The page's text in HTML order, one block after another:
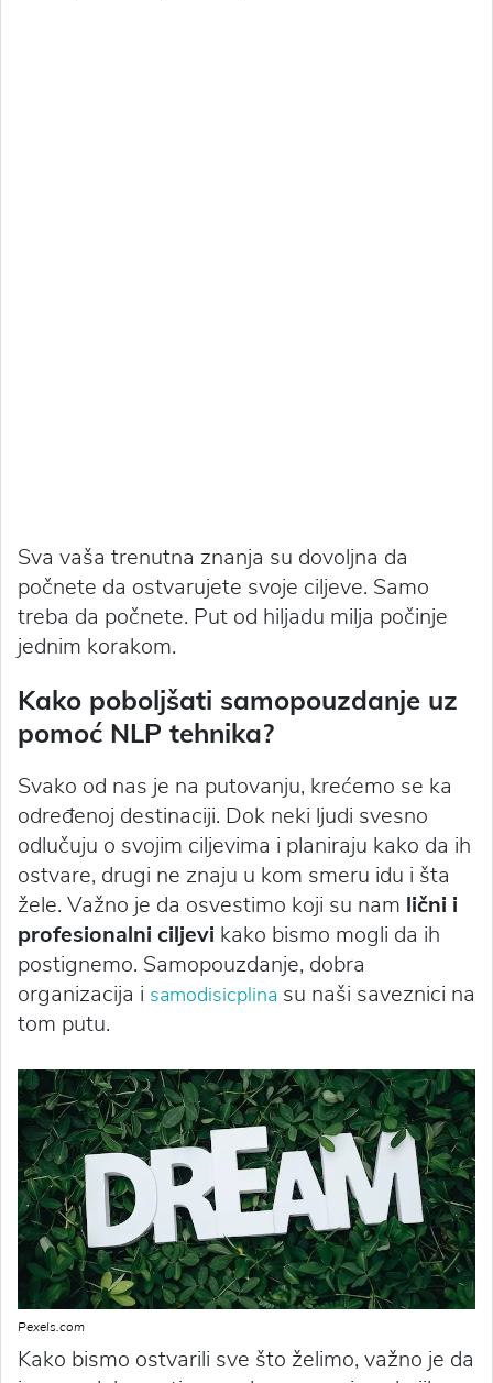
Sva vaša trenutna znanja su dovoljna da
počnete da ostvarujete svoje ciljeve. Samo
treba da počnete. Put od hiljadu milja počinje
jednim korakom.
Kako poboljšati samopouzdanje uz
pomoć NLP tehnika?
Svako od nas je na putovanju, krećemo se ka
određenoj destinaciji. Dok neki ljudi svesno
odlučuju o svojim ciljevima i planiraju kako da ih
ostvare, drugi ne znaju u kom smeru idu i šta
žele. Važno je da osvestimo koji su nam lični i
profesionalni ciljevi kako bismo mogli da ih
postignemo. Samopouzdanje, dobra
organizacija i samodisicplina su naši saveznici na
tom putu.
Pexels.com
Kako bismo ostvarili sve što želimo, važno je da